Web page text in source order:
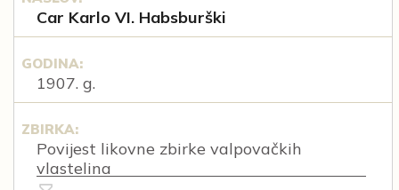
Car Karlo VI. Habsburški
GODINA:
1907. g.
ZBIRKA:
Povijest likovne zbirke valpovačkih
vlastelina